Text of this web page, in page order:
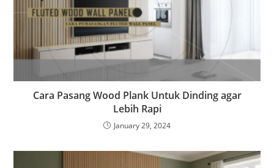
Cara Pasang Wood Plank Untuk Dinding agar
Lebih Rapi
January 29, 2024